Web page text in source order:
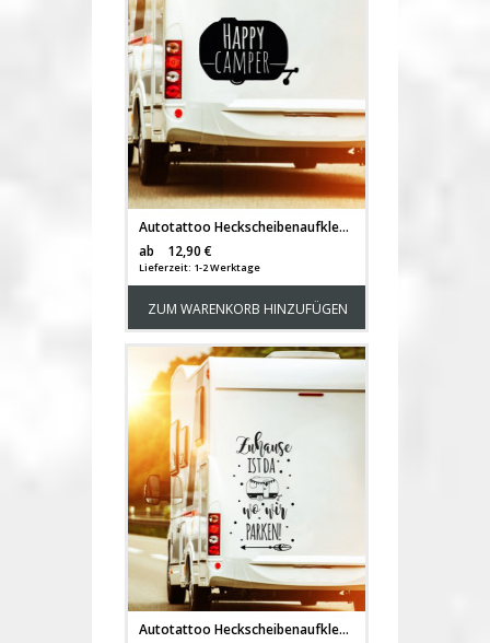
Autotattoo Heckscheibenaufkleber Wohnwagen Sticker mit Motto Spruch Happy Camper Autosticker M2378
ab
12,90 €
Lieferzeit: 1-2 Werktage
ZUM WARENKORB HINZUFÜGEN
Autotattoo Heckscheibenaufkleber Wohnwagen Sticker mit Motto Spruch Zuhause ist wo wir parken Autosticker M2383